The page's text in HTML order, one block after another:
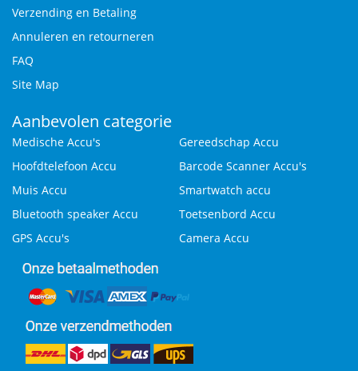
Verzending en Betaling
Annuleren en retourneren
FAQ
Site Map
Aanbevolen categorie
Medische Accu's
Gereedschap Accu
Hoofdtelefoon Accu
Barcode Scanner Accu's
Muis Accu
Smartwatch accu
Bluetooth speaker Accu
Toetsenbord Accu
GPS Accu's
Camera Accu